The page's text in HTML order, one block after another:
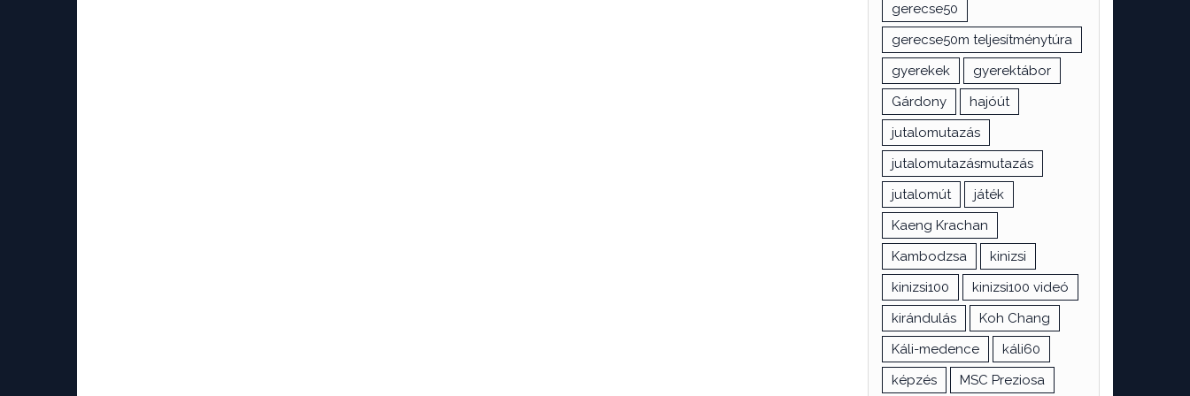
gerecse50
gerecse50m teljesítménytúra
gyerekek
gyerektábor
Gárdony
hajóút
jutalomutazás
jutalomutazásmutazás
jutalomút
játék
Kaeng Krachan
Kambodzsa
kinizsi
kinizsi100
kinizsi100 videó
kirándulás
Koh Chang
Káli-medence
káli60
képzés
MSC Preziosa